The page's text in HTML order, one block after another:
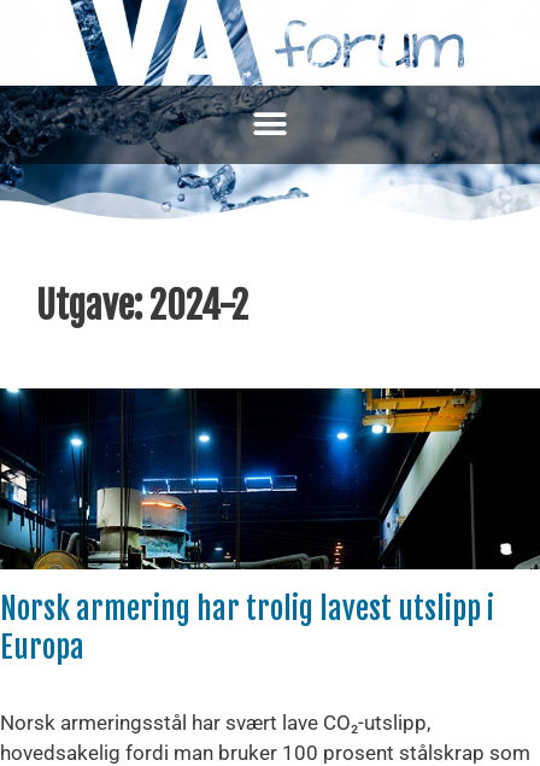
Utgave:2024-2
Norsk armering har trolig lavest utslipp i
Europa
Norsk armeringsstål har svært lave CO₂-utslipp,
hovedsakelig fordi man bruker 100 prosent stålskrap som